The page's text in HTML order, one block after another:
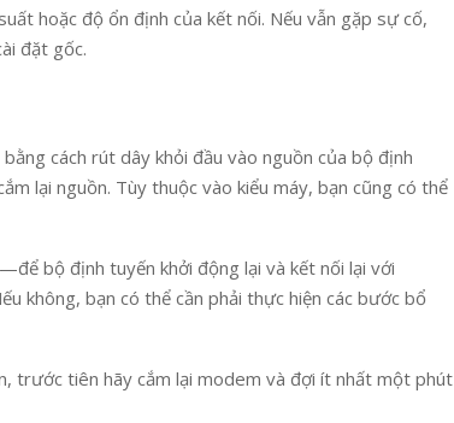
hoặc độ ổn định của kết nối. Nếu vẫn gặp sự cố,
đặt gốc.
cách rút dây khỏi đầu vào nguồn của bộ định
lại nguồn. Tùy thuộc vào kiểu máy, bạn cũng có thể
bộ định tuyến khởi động lại và kết nối lại với
không, bạn có thể cần phải thực hiện các bước bổ
trước tiên hãy cắm lại modem và đợi ít nhất một phút